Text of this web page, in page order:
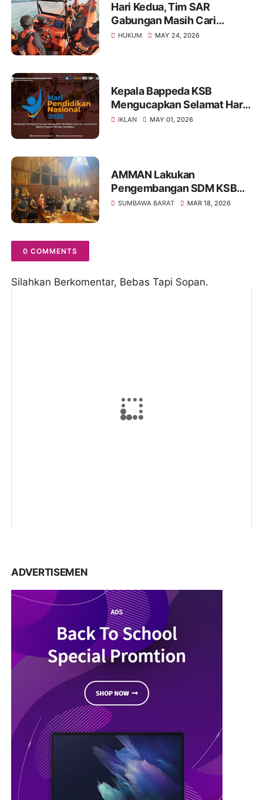
Hari Kedua, Tim SAR
Gabungan Masih Cari
Nelayan Lansia yang Hilang
HUKUM MAY 24, 2026
Kepala Bappeda KSB
Mengucapkan Selamat Hari
Pendidikan Nasional 2026
IKLAN MAY 01, 2026
AMMAN Lakukan
Pengembangan SDM KSB
Melalui Program Beasiswa
SUMBAWA BARAT MAR 18, 2026
0 COMMENTS
Silahkan Berkomentar, Bebas Tapi Sopan.
ADVERTISEMEN